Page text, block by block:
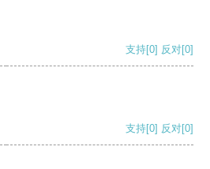
支持[0] 反对[0]
支持[0] 反对[0]